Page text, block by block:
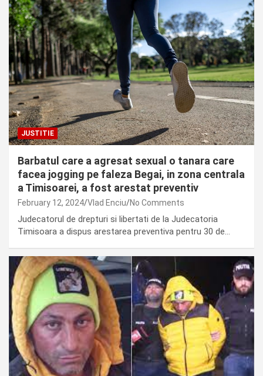
JUSTITIE
Barbatul care a agresat sexual o tanara care
facea jogging pe faleza Begai, in zona centrala
a Timisoarei, a fost arestat preventiv
February 12, 2024 Vlad Enciu No Comments
Judecatorul de drepturi si libertati de la Judecatoria
Timisoara a dispus arestarea preventiva pentru 30 de…